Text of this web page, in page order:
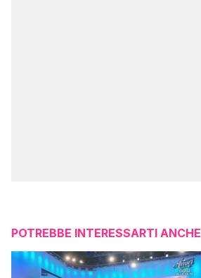
POTREBBE INTERESSARTI ANCHE